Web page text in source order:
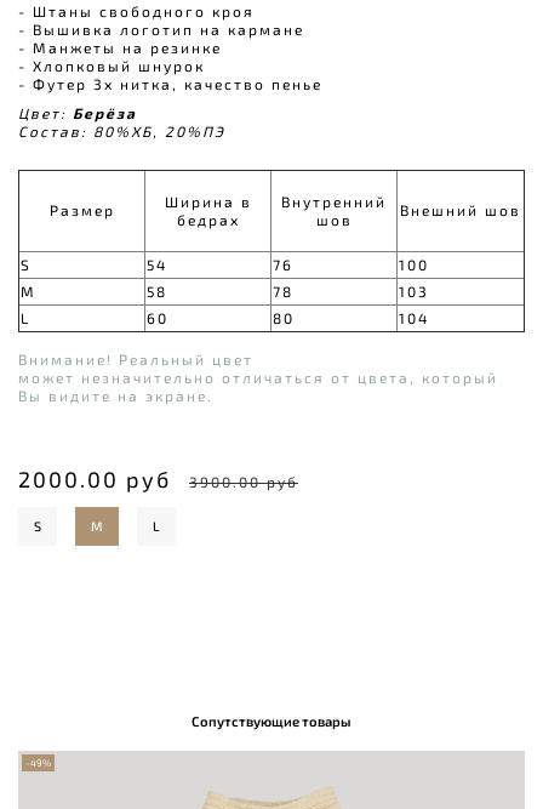
2000.00 руб 3900.00 руб
S M L
- Штаны свободного кроя
- Вышивка логотип на кармане
- Манжеты на резинке
- Хлопковый шнурок
- Футер 3х нитка, качество пенье
Цвет: Берёза
Состав: 80%ХБ, 20%ПЭ
Размер
Ширина в
бедрах
Внутренний
шов
Внешний шов
S 54 76
100
M
58 78
103
L
60 80 104
Внимание! Реальный цвет
может незначительно отличаться от цвета, который
Вы видите на экране.
Сопутствующие товары
-49%